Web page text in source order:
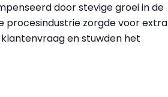
door stevige groei in de
procesindustrie zorgde voor extra
en stuwden het